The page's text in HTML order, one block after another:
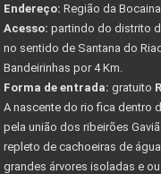
Endereço: Região da Bocaina
Acesso: partindo do distrito
no sentido de Santana do
Bandeirinhas por 4 Km.
Forma de entrada: gratuito
A nascente do rio fica dentro
pela união dos ribeirões
repleto de cachoeiras de
grandes árvores isoladas e